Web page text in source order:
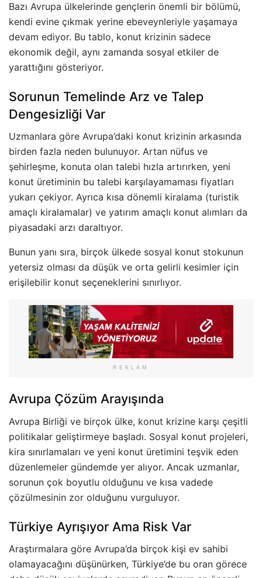
Bazı Avrupa ülkelerinde gençlerin önemli bir bölümü,
kendi evine çıkmak yerine ebeveynleriyle yaşamaya
devam ediyor. Bu tablo, konut krizinin sadece
ekonomik değil, aynı zamanda sosyal etkiler de
yarattığını gösteriyor.
Sorunun Temelinde Arz ve Talep
Dengesizliği Var
Uzmanlara göre Avrupa’daki konut krizinin arkasında
birden fazla neden bulunuyor. Artan nüfus ve
şehirleşme, konuta olan talebi hızla artırırken, yeni
konut üretiminin bu talebi karşılayamaması fiyatları
yukarı çekiyor. Ayrıca kısa dönemli kiralama (turistik
amaçlı kiralamalar) ve yatırım amaçlı konut alımları da
piyasadaki arzı daraltıyor.
Bunun yanı sıra, birçok ülkede sosyal konut stokunun
yetersiz olması da düşük ve orta gelirli kesimler için
erişilebilir konut seçeneklerini sınırlıyor.
REKLAM
Avrupa Çözüm Arayışında
Avrupa Birliği ve birçok ülke, konut krizine karşı çeşitli
politikalar geliştirmeye başladı. Sosyal konut projeleri,
kira sınırlamaları ve yeni konut üretimini teşvik eden
düzenlemeler gündemde yer alıyor. Ancak uzmanlar,
sorunun çok boyutlu olduğunu ve kısa vadede
çözülmesinin zor olduğunu vurguluyor.
Türkiye Ayrışıyor Ama Risk Var
Araştırmalara göre Avrupa’da birçok kişi ev sahibi
olamayacağını düşünürken, Türkiye’de bu oran görece